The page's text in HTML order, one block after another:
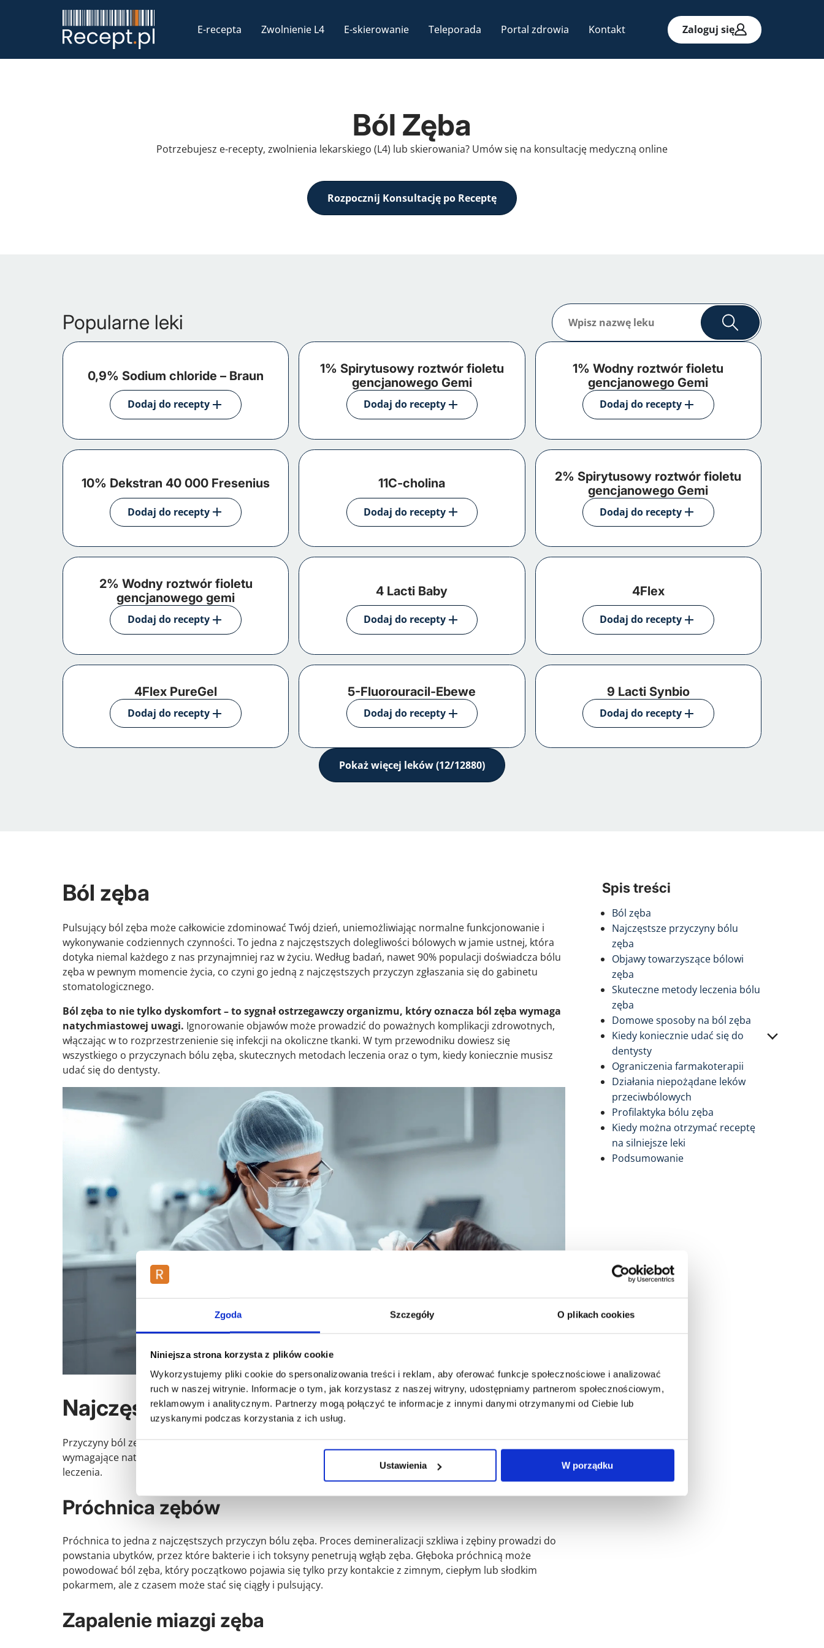
Zgoda Szczegóły O plikach cookies
Niniejsza strona korzysta z plików cookie
Wykorzystujemy pliki cookie do spersonalizowania treści i reklam, aby oferować funkcje społecznościowe i analizować
ruch w naszej witrynie. Informacje o tym, jak korzystasz z naszej witryny, udostępniamy partnerom społecznościowym,
reklamowym i analitycznym. Partnerzy mogą połączyć te informacje z innymi danymi otrzymanymi od Ciebie lub
uzyskanymi podczas korzystania z ich usług.
Ustawienia W porządku
E-recepta Zwolnienie L4 E-skierowanie Teleporada Portal zdrowia Kontakt Zaloguj się
Ból Zęba
Potrzebujesz e-recepty, zwolnienia lekarskiego (L4) lub skierowania? Umów się na konsultację medyczną online
Rozpocznij Konsultację po Receptę
Popularne leki Szukaj
0,9% Sodium chloride – Braun
Dodaj do recepty
1% Spirytusowy roztwór fioletu
gencjanowego Gemi
Dodaj do recepty
1% Wodny roztwór fioletu
gencjanowego Gemi
Dodaj do recepty
10% Dekstran 40 000 Fresenius
Dodaj do recepty
11C-cholina
Dodaj do recepty
2% Spirytusowy roztwór fioletu
gencjanowego Gemi
Dodaj do recepty
2% Wodny roztwór fioletu
gencjanowego gemi
Dodaj do recepty
4 Lacti Baby
Dodaj do recepty
4Flex
Dodaj do recepty
4Flex PureGel
Dodaj do recepty
5-Fluorouracil-Ebewe
Dodaj do recepty
9 Lacti Synbio
Dodaj do recepty
Pokaż więcej leków (12/12880)
Spis treści
Ból zęba
Najczęstsze przyczyny bólu
zęba
Objawy towarzyszące bólowi
zęba
Skuteczne metody leczenia bólu
zęba
Domowe sposoby na ból zęba
Kiedy koniecznie udać się do
dentysty
Ograniczenia farmakoterapii
Działania niepożądane leków
przeciwbólowych
Profilaktyka bólu zęba
Kiedy można otrzymać receptę
na silniejsze leki
Podsumowanie
Ból zęba
Pulsujący ból zęba może całkowicie zdominować Twój dzień, uniemożliwiając normalne funkcjonowanie i
wykonywanie codziennych czynności. To jedna z najczęstszych dolegliwości bólowych w jamie ustnej, która
dotyka niemal każdego z nas przynajmniej raz w życiu. Według badań, nawet 90% populacji doświadcza bólu
zęba w pewnym momencie życia, co czyni go jedną z najczęstszych przyczyn zgłaszania się do gabinetu
stomatologicznego.
Ból zęba to nie tylko dyskomfort – to sygnał ostrzegawczy organizmu, który oznacza ból zęba wymaga
natychmiastowej uwagi. Ignorowanie objawów może prowadzić do poważnych komplikacji zdrowotnych,
włączając w to rozprzestrzenienie się infekcji na okoliczne tkanki. W tym przewodniku dowiesz się
wszystkiego o przyczynach bólu zęba, skutecznych metodach leczenia oraz o tym, kiedy koniecznie musisz
udać się do dentysty.
Najczęstsze przyczyny bólu zęba
Przyczyny ból zęba mogą być różnorodne, od prostych problemów higienicznych po poważne stany zapalne
wymagające natychmiastowej interwencji medycznej. Zrozumienie źródła bólu jest kluczowe dla skutecznego
leczenia.
Próchnica zębów
Próchnica to jedna z najczęstszych przyczyn bólu zęba. Proces demineralizacji szkliwa i zębiny prowadzi do
powstania ubytków, przez które bakterie i ich toksyny penetrują wgłąb zęba. Głęboka próchnicą może
powodować ból zęba, który początkowo pojawia się tylko przy kontakcie z zimnym, ciepłym lub słodkim
pokarmem, ale z czasem może stać się ciągły i pulsujący.
Zapalenie miazgi zęba